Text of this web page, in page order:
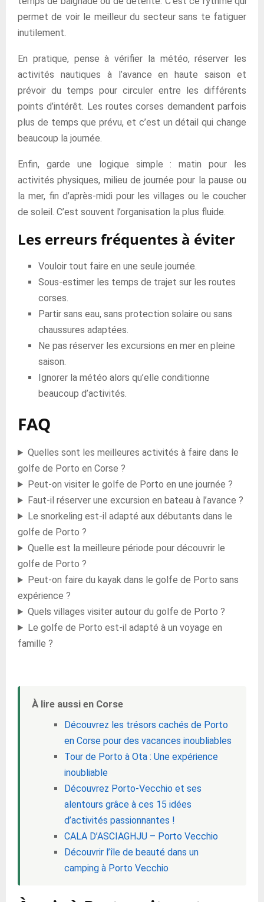
permet de voir le meilleur du secteur sans te fatiguer
inutilement.
En pratique, pense à vérifier la météo, réserver les
activités nautiques à l’avance en haute saison et
prévoir du temps pour circuler entre les différents
points d’intérêt. Les routes corses demandent parfois
plus de temps que prévu, et c’est un détail qui change
beaucoup la journée.
Enfin, garde une logique simple : matin pour les
activités physiques, milieu de journée pour la pause ou
la mer, fin d’après-midi pour les villages ou le coucher
de soleil. C’est souvent l’organisation la plus fluide.
Les erreurs fréquentes à éviter
Vouloir tout faire en une seule journée.
Sous-estimer les temps de trajet sur les routes
corses.
Partir sans eau, sans protection solaire ou sans
chaussures adaptées.
Ne pas réserver les excursions en mer en pleine
saison.
Ignorer la météo alors qu’elle conditionne
beaucoup d’activités.
FAQ
Quelles sont les meilleures activités à faire dans le
golfe de Porto en Corse ?
Peut-on visiter le golfe de Porto en une journée ?
Faut-il réserver une excursion en bateau à l’avance ?
Le snorkeling est-il adapté aux débutants dans le
golfe de Porto ?
Quelle est la meilleure période pour découvrir le
golfe de Porto ?
Peut-on faire du kayak dans le golfe de Porto sans
expérience ?
Quels villages visiter autour du golfe de Porto ?
Le golfe de Porto est-il adapté à un voyage en
famille ?
À lire aussi en Corse
Découvrez les trésors cachés de Porto
en Corse pour des vacances inoubliables
Tour de Porto à Ota : Une expérience
inoubliable
Découvrez Porto-Vecchio et ses
alentours grâce à ces 15 idées
d’activités passionnantes !
CALA D’ASCIAGHJU – Porto Vecchio
Découvrir l’île de beauté dans un
camping à Porto Vecchio